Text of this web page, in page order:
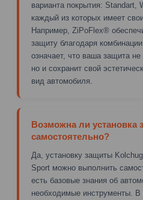
варианта покрытия:
каждый из которых имеет
Например, ZiPoFlex®
защиту благодаря
означает, что ваша защита
но и сохранит свой
вид автомобиля.
Возможна ли
самостоятельно?
Да, установку защиты
Sport можно выполнить
есть базовые знания об
необходимые инструменты.